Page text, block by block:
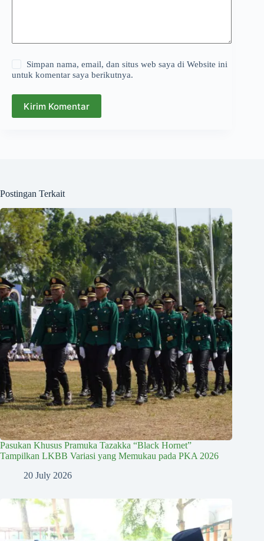
Simpan nama, email, dan situs web saya di Website ini
untuk komentar saya berikutnya.
Kirim Komentar
Postingan Terkait
Pasukan Khusus Pramuka Tazakka “Black Hornet”
Tampilkan LKBB Variasi yang Memukau pada PKA 2026
20 July 2026